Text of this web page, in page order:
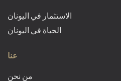
الاستثمار في اليونان
الحياة في اليونان
عنا
من نحن